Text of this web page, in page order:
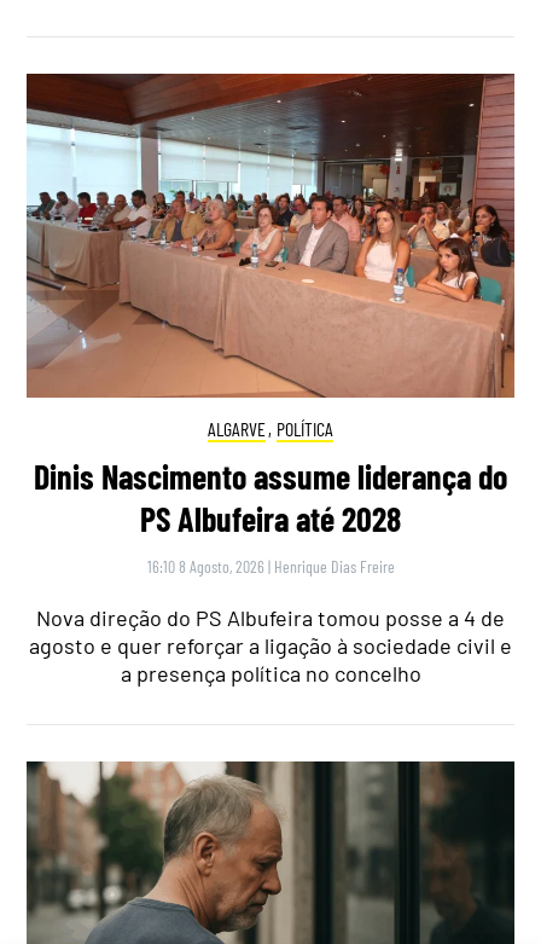
ALGARVE, POLÍTICA
Dinis Nascimento assume liderança do
PS Albufeira até 2028
16:10 8 Agosto, 2026 | Henrique Dias Freire
Nova direção do PS Albufeira tomou posse a 4 de
agosto e quer reforçar a ligação à sociedade civil e
a presença política no concelho